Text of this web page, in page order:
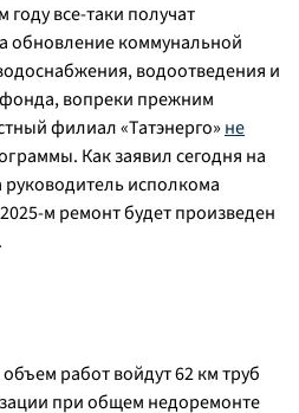
все-таки получат
обновление коммунальной
водоотведения и
вопреки прежним
филиал «Татэнерго» не
Как заявил сегодня на
руководитель исполкома
м ремонт будет произведен
работ войдут 62 км труб
при общем недоремонте